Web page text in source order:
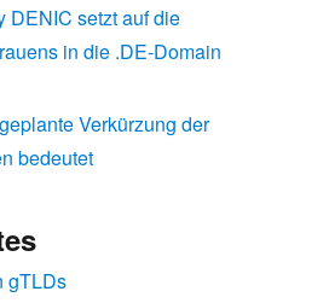
DENIC setzt auf die
in die .DE-Domain
Verkürzung der
bedeutet
gTLDs